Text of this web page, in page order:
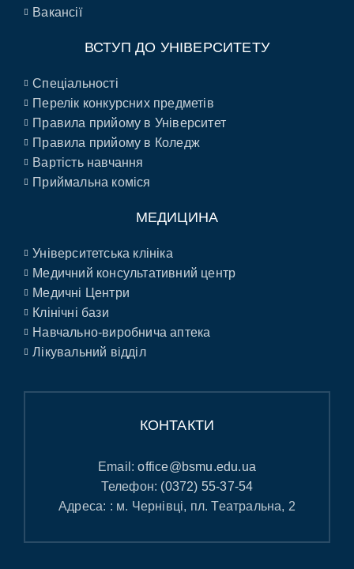
Вакансії
ВСТУП ДО УНІВЕРСИТЕТУ
Спеціальності
Перелік конкурсних предметів
Правила прийому в Університет
Правила прийому в Коледж
Вартість навчання
Приймальна коміся
МЕДИЦИНА
Університетська клініка
Медичний консультативний центр
Медичні Центри
Клінічні бази
Навчально-виробнича аптека
Лікувальний відділ
КОНТАКТИ
Email:office@bsmu.edu.ua
Телефон: (0372) 55-37-54
Адреса: : м. Чернівці, пл. Театральна, 2